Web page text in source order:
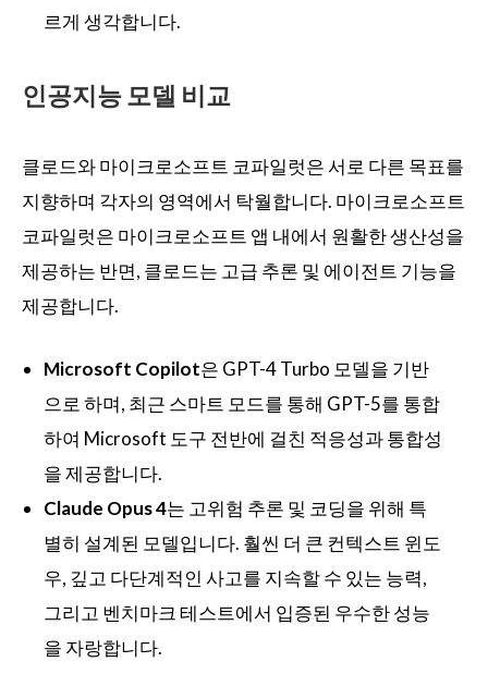
르게 생각합니다.
인공지능 모델 비교
클로드와 마이크로소프트 코파일럿은 서로 다른 목표를
지향하며 각자의 영역에서 탁월합니다. 마이크로소프트
코파일럿은 마이크로소프트 앱 내에서 원활한 생산성을
제공하는 반면, 클로드는 고급 추론 및 에이전트 기능을
제공합니다.
Microsoft Copilot은 GPT-4 Turbo 모델을 기반
으로 하며, 최근 스마트 모드를 통해 GPT-5를 통합
하여 Microsoft 도구 전반에 걸친 적응성과 통합성
을 제공합니다.
Claude Opus 4는 고위험 추론 및 코딩을 위해 특
별히 설계된 모델입니다. 훨씬 더 큰 컨텍스트 윈도
우, 깊고 다단계적인 사고를 지속할 수 있는 능력,
그리고 벤치마크 테스트에서 입증된 우수한 성능
을 자랑합니다.